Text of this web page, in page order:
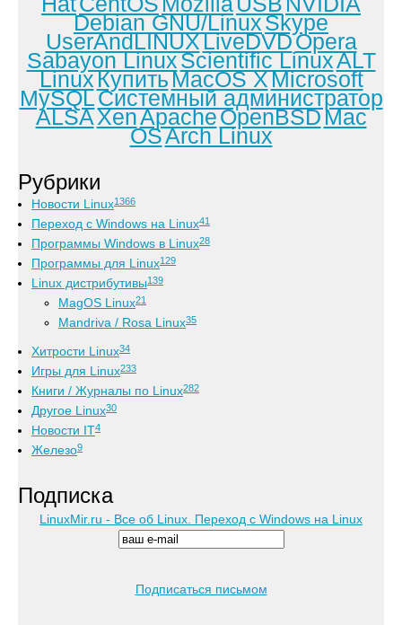
Debian GNU/LinuxSkype
UserAndLINUXLiveDVDOpera
Sabayon LinuxScientific LinuxALT
LinuxКупитьMacOS XMicrosoft
MySQLСистемный администратор
ALSAXenApacheOpenBSDMac
OSArch Linux
Рубрики
Новости Linux1366
Переход с Windows на Linux41
Программы Windows в Linux28
Программы для Linux129
Linux дистрибутивы139
MagOS Linux21
Mandriva / Rosa Linux35
Хитрости Linux34
Игры для Linux233
Книги / Журналы по Linux282
Другое Linux30
Новости IT4
Железо9
Подписка
LinuxMir.ru - Все об Linux. Переход с Windows на Linux
Подписаться письмом